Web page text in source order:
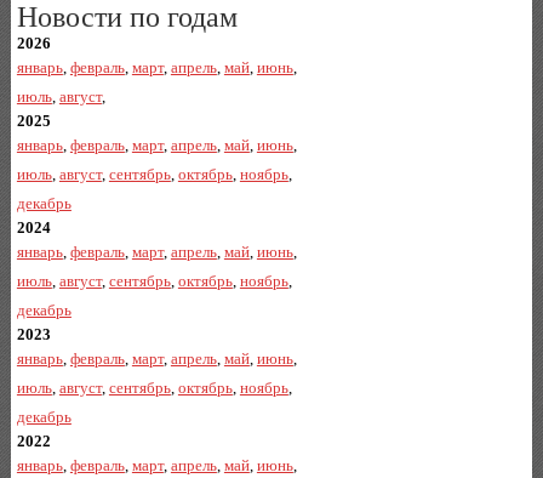
Новости по годам
2026
январь, февраль, март, апрель, май, июнь,
июль, август,
2025
январь, февраль, март, апрель, май, июнь,
июль, август, сентябрь, октябрь, ноябрь,
декабрь
2024
январь, февраль, март, апрель, май, июнь,
июль, август, сентябрь, октябрь, ноябрь,
декабрь
2023
январь, февраль, март, апрель, май, июнь,
июль, август, сентябрь, октябрь, ноябрь,
декабрь
2022
январь, февраль, март, апрель, май, июнь,